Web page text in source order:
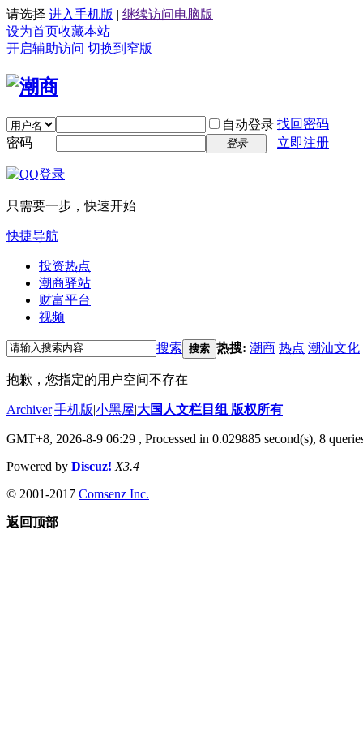
请选择 进入手机版 | 继续访问电脑版
设为首页收藏本站
开启辅助访问 切换到窄版
自动登录 找回密码
密码
登录 立即注册
只需要一步，快速开始
快捷导航
投资热点
潮商驿站
财富平台
视频
搜索 搜索 热搜: 潮商 热点 潮汕文化
抱歉，您指定的用户空间不存在
Archiver|手机版|小黑屋|大国人文栏目组 版权所有
GMT+8, 2026-8-9 06:29 , Processed in 0.029885 second(s), 8
Powered by Discuz! X3.4
© 2001-2017 Comsenz Inc.
返回顶部